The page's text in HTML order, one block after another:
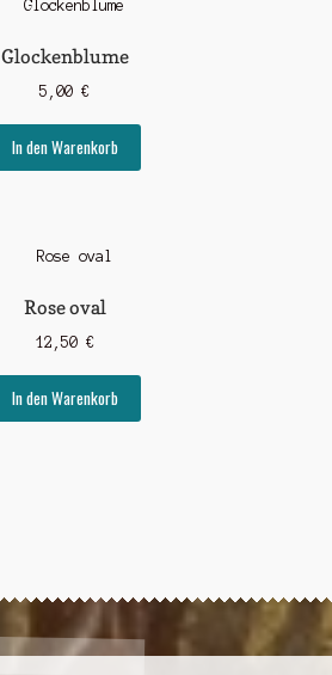
Glockenblume
5,00 €
In den Warenkorb
Rose oval
12,50 €
In den Warenkorb